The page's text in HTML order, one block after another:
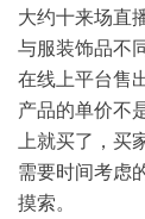
大约十来场直
与服装饰品不
在线上平台售
产品的单价不
上就买了，买
需要时间考虑
摸索。